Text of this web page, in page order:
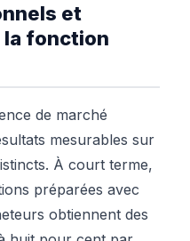
et
fonction
de marché
mesurables sur
À court terme,
préparées avec
obtiennent des